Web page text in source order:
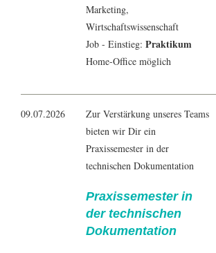
Marketing,
Wirtschaftswissenschaft
Job - Einstieg: Praktikum
Home-Office möglich
09.07.2026
Zur Verstärkung unseres Teams
bieten wir Dir ein
Praxissemester in der
technischen Dokumentation
Praxissemester in
der technischen
Dokumentation